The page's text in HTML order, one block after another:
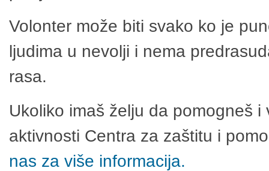
Volonter može biti svako ko je
ljudima u nevolji i nema
rasa.
Ukoliko imaš želju da pomogneš
aktivnosti Centra za zaštitu i
nas za više informacija.